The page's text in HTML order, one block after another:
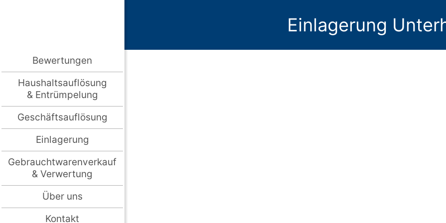
Bewertungen
Haushaltsauflösung
& Entrümpelung
Geschäftsauflösung
Einlagerung
Gebrauchtwarenverkauf
& Verwertung
Über uns
Kontakt
Einlagerung